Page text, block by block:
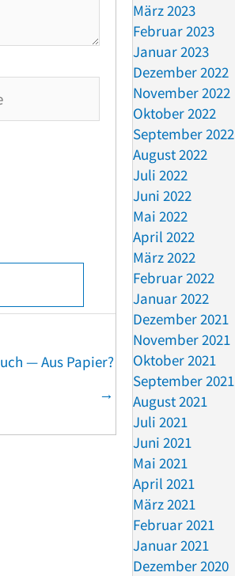
— Aus Papier?
→
März 2023
Februar 2023
Januar 2023
Dezember 2022
November 2022
Oktober 2022
September 2022
August 2022
Juli 2022
Juni 2022
Mai 2022
April 2022
März 2022
Februar 2022
Januar 2022
Dezember 2021
November 2021
Oktober 2021
September 2021
August 2021
Juli 2021
Juni 2021
Mai 2021
April 2021
März 2021
Februar 2021
Januar 2021
Dezember 2020